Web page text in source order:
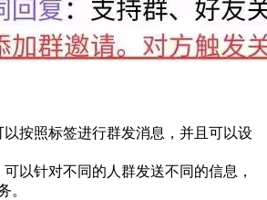
以按照标签进行群发消息，并且可以设
以针对不同的人群发送不同的信息，
。